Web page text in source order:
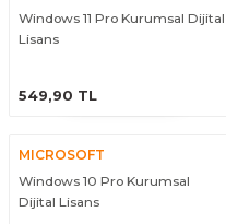
Windows 11 Pro Kurumsal Dijital
Lisans
549,90 TL
MICROSOFT
Windows 10 Pro Kurumsal
Dijital Lisans